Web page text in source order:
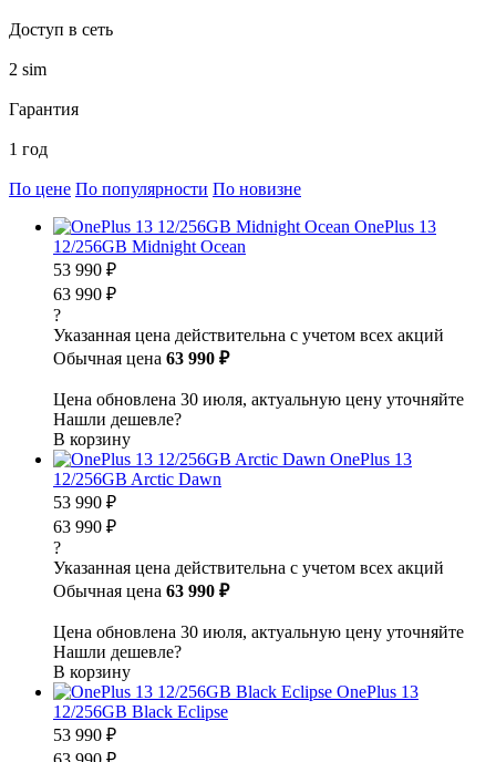
Доступ в сеть
2 sim
Гарантия
1 год
По цене По популярности По новизне
OnePlus 13
12/256GB Midnight Ocean
53 990 ₽
63 990 ₽
?
Указанная цена действительна с учетом всех акций
Обычная цена 63 990 ₽
Цена обновлена 30 июля, актуальную цену уточняйте
Нашли дешевле?
В корзину
OnePlus 13
12/256GB Arctic Dawn
53 990 ₽
63 990 ₽
?
Указанная цена действительна с учетом всех акций
Обычная цена 63 990 ₽
Цена обновлена 30 июля, актуальную цену уточняйте
Нашли дешевле?
В корзину
OnePlus 13
12/256GB Black Eclipse
53 990 ₽